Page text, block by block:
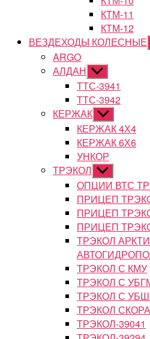
КТМ-11
КТМ-12
ВЕЗДЕХОДЫ КОЛЕСНЫЕ
ARGO
АЛДАН Показывать
подменю
ТТС-3941
ТТС-3942
КЕРЖАК Показывать
подменю
КЕРЖАК 4Х4
КЕРЖАК 6Х6
УНКОР
ТРЭКОЛ Показывать
подменю
ОПЦИИ ВТС
ПРИЦЕП
ПРИЦЕП
ПРИЦЕП
ТРЭКОЛ
ТРЭКОЛ С КМУ
ТРЭКОЛ С
ТРЭКОЛ С
ТРЭКОЛ
ТРЭКОЛ-39041